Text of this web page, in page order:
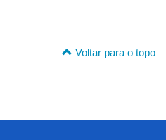
Voltar para o topo